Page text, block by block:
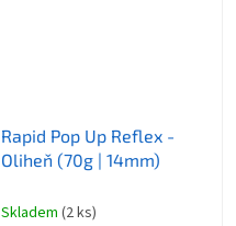
Rapid Pop Up Reflex -
Oliheň (70g | 14mm)
Skladem (2 ks)